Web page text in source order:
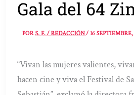
Gala del 64
PORS. F. / REDACCIÓN/16 SEPTIEMBRE,
“Vivan las mujeres valientes,
hacen cine y viva el Festival de